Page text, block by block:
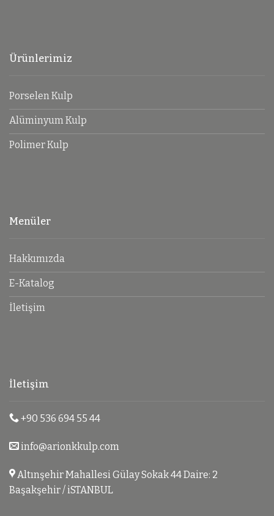
Ürünlerimiz
Porselen Kulp
Alüminyum Kulp
Polimer Kulp
Menüler
Hakkımızda
E-Katalog
İletişim
İletişim
+90 536 694 55 44
info@arionkkulp.com
Altınşehir Mahallesi Gülay Sokak 44 Daire: 2
Başakşehir / iSTANBUL